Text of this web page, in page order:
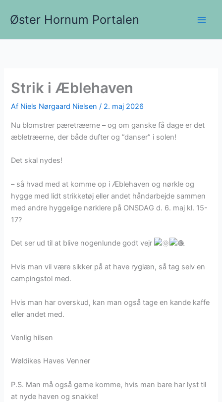
Øster Hornum Portalen
Strik i Æblehaven
Af Niels Nørgaard Nielsen/ 2. maj 2026
Nu blomstrer pæretræerne – og om ganske få dage er det
æbletræerne, der både dufter og ”danser” i solen!
Det skal nydes!
– så hvad med at komme op i Æblehaven og nørkle og
hygge med lidt strikketøj eller andet håndarbejde sammen
med andre hyggelige nørklere på ONSDAG d. 6. maj kl. 15-
17?
Det ser ud til at blive nogenlunde godt vejr
Hvis man vil være sikker på at have ryglæn, så tag selv en
campingstol med.
Hvis man har overskud, kan man også tage en kande kaffe
eller andet med.
Venlig hilsen
Wøldikes Haves Venner
P.S. Man må også gerne komme, hvis man bare har lyst til
at nyde haven og snakke!